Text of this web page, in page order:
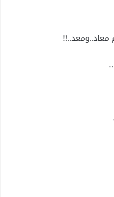
معاد..ومعد..!!